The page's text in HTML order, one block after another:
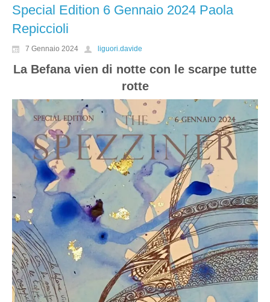
Special Edition 6 Gennaio 2024 Paola
Repiccioli
7 Gennaio 2024 liguori.davide
La Befana vien di notte con le scarpe tutte
rotte